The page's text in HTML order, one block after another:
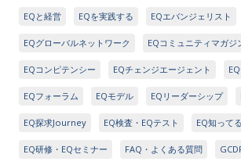
EQと経営 EQを実践する EQエバンジェリスト
EQグローバルネットワーク EQコミュニティマガジ
EQコンピテンシー EQチェンジエージェント
EQフォーラム EQモデル EQリーダーシップ
EQ探求Journey EQ検査・EQテスト EQ知って
EQ研修・EQセミナー FAQ・よくある質問